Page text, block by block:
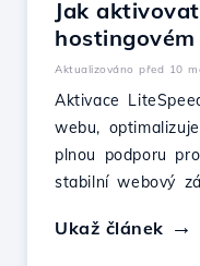
Jak
Aktualizováno před 10
Aktivace
webu,
plnou podporu
stabilní webový
Ukaž článek